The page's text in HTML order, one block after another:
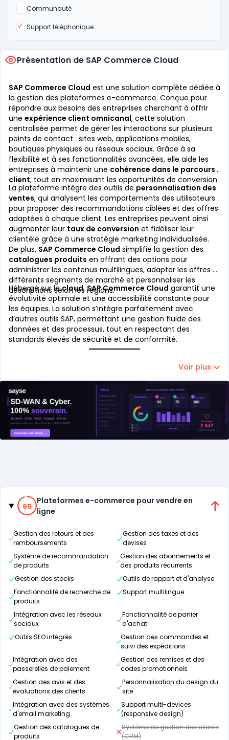
Communauté
Non
Support téléphonique
Oui
Présentation de SAP Commerce Cloud
SAP Commerce Cloud est une solution complète dédiée à
la gestion des plateformes e-commerce. Conçue pour
répondre aux besoins des entreprises cherchant à offrir
une expérience client omnicanal, cette solution
centralisée permet de gérer les interactions sur plusieurs
points de contact : sites web, applications mobiles,
boutiques physiques ou réseaux sociaux. Grâce à sa
flexibilité et à ses fonctionnalités avancées, elle aide les
entreprises à maintenir une cohérence dans le parcours
client, tout en maximisant les opportunités de conversion.
La plateforme intègre des outils de personnalisation des
ventes, qui analysent les comportements des utilisateurs
pour proposer des recommandations ciblées et des offres
adaptées à chaque client. Les entreprises peuvent ainsi
augmenter leur taux de conversion et fidéliser leur
clientèle grâce à une stratégie marketing individualisée.
De plus, SAP Commerce Cloud simplifie la gestion des
catalogues produits en offrant des options pour
administrer les contenus multilingues, adapter les offres à
différents segments de marché et personnaliser les
descriptions selon les régions.
Hébergé sur lecloud, SAP Commerce Cloud garantit une
évolutivité optimale et une accessibilité constante pour
les équipes. La solution s’intègre parfaitement avec
d’autres outils SAP, permettant une gestion fluide des
données et des processus, tout en respectant des
standards élevés de sécurité et de conformité.
Voir plus
Catégories
95% de compatibilité
95
Plateformes e-commerce pour vendre en
ligne
Gestion des retours et des
remboursements
Gestion des taxes et des
devises
Système de recommandation
de produits
Gestion des abonnements et
des produits récurrents
Gestion des stocks
Outils de rapport et d'analyse
Fonctionnalité de recherche de
produits
Support multilingue
Intégration avec les réseaux
sociaux
Fonctionnalité de panier
d'achat
Outils SEO intégrés
Gestion des commandes et
suivi des expéditions
Intégration avec des
passerelles de paiement
Gestion des remises et des
codes promotionnels
Gestion des avis et des
évaluations des clients
Personnalisation du design du
site
Intégration avec des systèmes
d'email marketing
Support multi-devices
(responsive design)
Gestion des catalogues de
produits
Système de gestion des clients
(CRM)